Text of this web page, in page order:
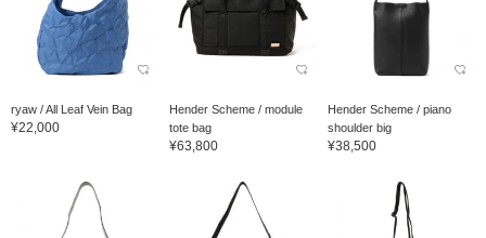
ryaw / All Leaf Vein Bag
¥22,000
Hender Scheme / module
tote bag
¥63,800
Hender Scheme / piano
shoulder big
¥38,500